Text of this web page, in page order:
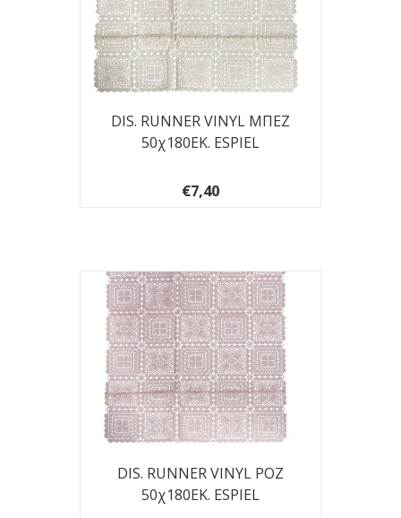
DIS. RUNNER VINYL ΜΠΕΖ
50χ180ΕΚ. ESPIEL
€7,40
DIS. RUNNER VINYL ΡΟΖ
50χ180ΕΚ. ESPIEL